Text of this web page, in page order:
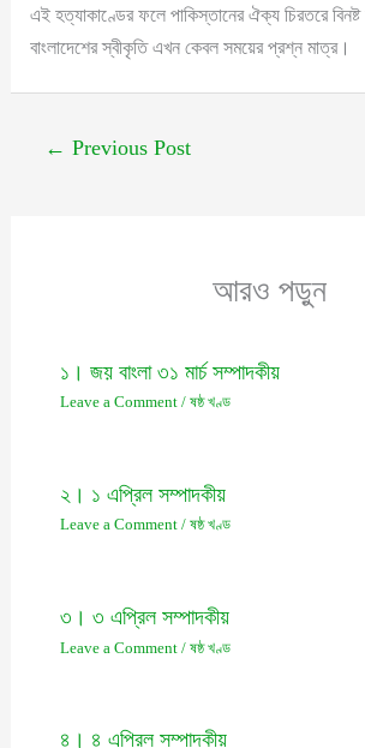
এই হত্যাকাণ্ডের ফলে পাকিস্তানের ঐক্য চিরতরে
বাংলাদেশের স্বীকৃতি এখন কেবল সময়ের প্রশ্ন মাত্র।
← Previous Post
আরও পড়ুন
১। জয় বাংলা ৩১ মার্চ সম্পাদকীয়
Leave a Comment / ষষ্ঠ খণ্ড
২। ১ এপ্রিল সম্পাদকীয়
Leave a Comment / ষষ্ঠ খণ্ড
৩। ৩ এপ্রিল সম্পাদকীয়
Leave a Comment / ষষ্ঠ খণ্ড
৪। ৪ এপ্রিল সম্পাদকীয়